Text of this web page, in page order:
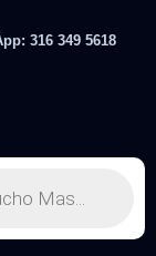
316 349 5618